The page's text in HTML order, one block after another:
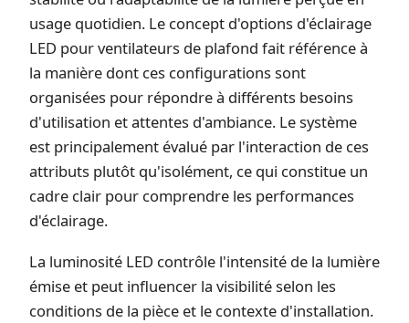
usage quotidien. Le concept d'options d'éclairage
LED pour ventilateurs de plafond fait référence à
la manière dont ces configurations sont
organisées pour répondre à différents besoins
d'utilisation et attentes d'ambiance. Le système
est principalement évalué par l'interaction de ces
attributs plutôt qu'isolément, ce qui constitue un
cadre clair pour comprendre les performances
d'éclairage.
La luminosité LED contrôle l'intensité de la lumière
émise et peut influencer la visibilité selon les
conditions de la pièce et le contexte d'installation.